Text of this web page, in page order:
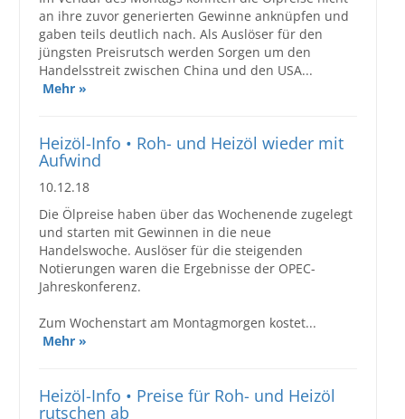
an ihre zuvor generierten Gewinne anknüpfen und
gaben teils deutlich nach. Als Auslöser für den
jüngsten Preisrutsch werden Sorgen um den
Handelsstreit zwischen China und den USA...
Mehr »
Heizöl-Info • Roh- und Heizöl wieder mit
Aufwind
10.12.18
Die Ölpreise haben über das Wochenende zugelegt
und starten mit Gewinnen in die neue
Handelswoche. Auslöser für die steigenden
Notierungen waren die Ergebnisse der OPEC-
Jahreskonferenz.
Zum Wochenstart am Montagmorgen kostet...
Mehr »
Heizöl-Info • Preise für Roh- und Heizöl
rutschen ab